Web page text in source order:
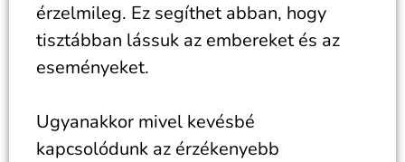
érzelmileg. Ez segíthet abban, hogy
tisztábban lássuk az embereket és az
eseményeket.
Ugyanakkor mivel kevésbé
kapcsolódunk az érzékenyebb